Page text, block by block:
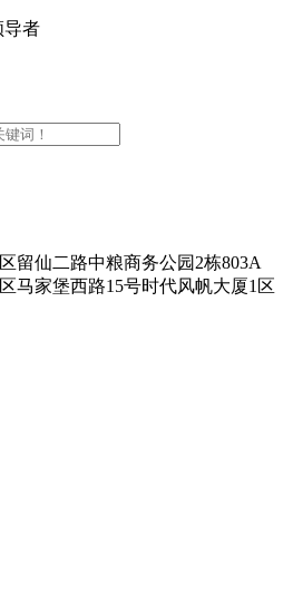
导者
留仙二路中粮商务公园2栋803A
马家堡西路15号时代风帆大厦1区